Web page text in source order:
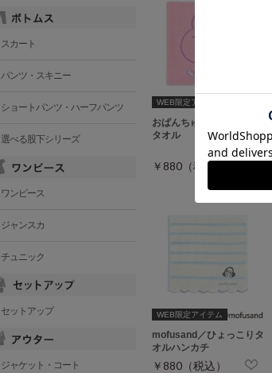
WEB限定アイテム
おぱんちゅうさぎ／お顔
タオル
￥880（税込）
WEB限定アイテム
mofusand／ひょっこりタ
オルハンカチ
￥880（税込）
スカート
パンツ・スキニー
ショートパンツ・ハーフパンツ
選べる股下シリーズ
ワンピース
ジャンスカ
チュニック
セットアップ
ジャケット・コート